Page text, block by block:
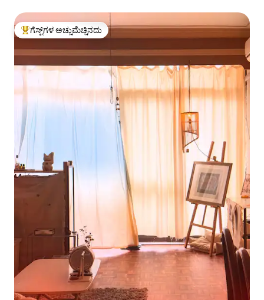
ಮನೆಯ ಹೃದಯಭಾಗದಲ್ಲಿರುವ ರಿವರ್ ಪ್ಲಾಜಾ ಪಕ್ಕದ ನದಿ ನೋಟ
ಗೆಸ್ಟ್‌ಗಳಿಗೆ ಅತಿ ಹೆಚ್ಚು ಅಚ್ಚುಮೆಚ್ಚಿನದು
ಗೆಸ್ಟ್‌ಗಳ ಅಚ್ಚುಮೆಚ್ಚಿನದು